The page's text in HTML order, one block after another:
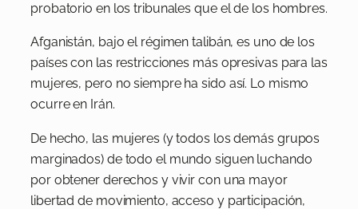
probatorio en los tribunales que el de los hombres.
Afganistán, bajo el régimen talibán, es uno de los
países con las restricciones más opresivas para las
mujeres, pero no siempre ha sido así. Lo mismo
ocurre en Irán.
De hecho, las mujeres (y todos los demás grupos
marginados) de todo el mundo siguen luchando
por obtener derechos y vivir con una mayor
libertad de movimiento, acceso y participación,